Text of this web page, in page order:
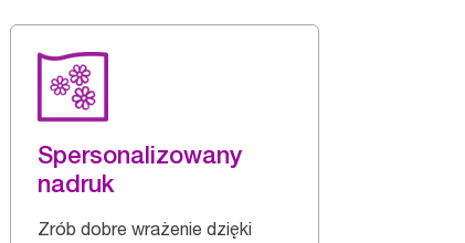
Spersonalizowany
nadruk
Zrób dobre wrażenie dzięki